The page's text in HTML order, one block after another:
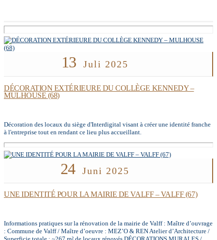
13 Juli 2025
DÉCORATION EXTÉRIEURE DU COLLÈGE KENNEDY –
MULHOUSE (68)
Décoration des locaux du siège d'Interdigital visant à créer une identité franche
à l'entreprise tout en rendant ce lieu plus accueillant.
24 Juni 2025
UNE IDENTITÉ POUR LA MAIRIE DE VALFF – VALFF (67)
Informations pratiques sur la rénovation de la mairie de Valff : Maître d’ouvrage
: Commune de Valff / Maître d’oeuvre : MEZ’O & REN Atelier d’Architecture /